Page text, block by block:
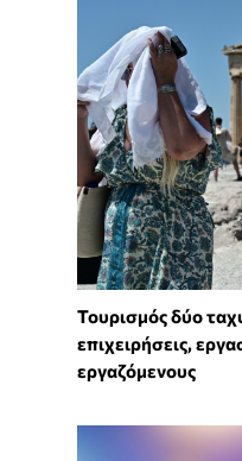
Τουρισμός δύο
επιχειρήσεις,
εργαζόμενους